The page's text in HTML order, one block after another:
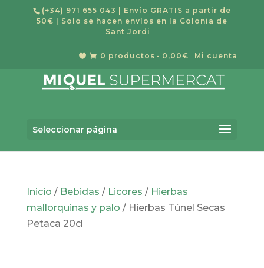
(+34) 971 655 043
| Envío GRATIS a partir de
50€ | Solo se hacen envíos en la Colonia de
Sant Jordi
Mi cuenta
  0 productos 0,00€
Seleccionar página
Inicio / Bebidas / Licores / Hierbas
mallorquinas y palo / Hierbas Túnel Secas
Petaca 20cl